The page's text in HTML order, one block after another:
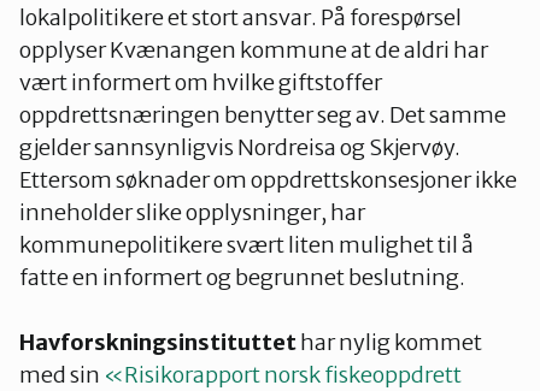
lokalpolitikere et stort ansvar. På forespørsel
opplyser Kvænangen kommune at de aldri har
vært informert om hvilke giftstoffer
oppdrettsnæringen benytter seg av. Det samme
gjelder sannsynligvis Nordreisa og Skjervøy.
Ettersom søknader om oppdrettskonsesjoner ikke
inneholder slike opplysninger, har
kommunepolitikere svært liten mulighet til å
fatte en informert og begrunnet beslutning.
Havforskningsinstituttethar nylig kommet
med sin «Risikorapport norsk fiskeoppdrett